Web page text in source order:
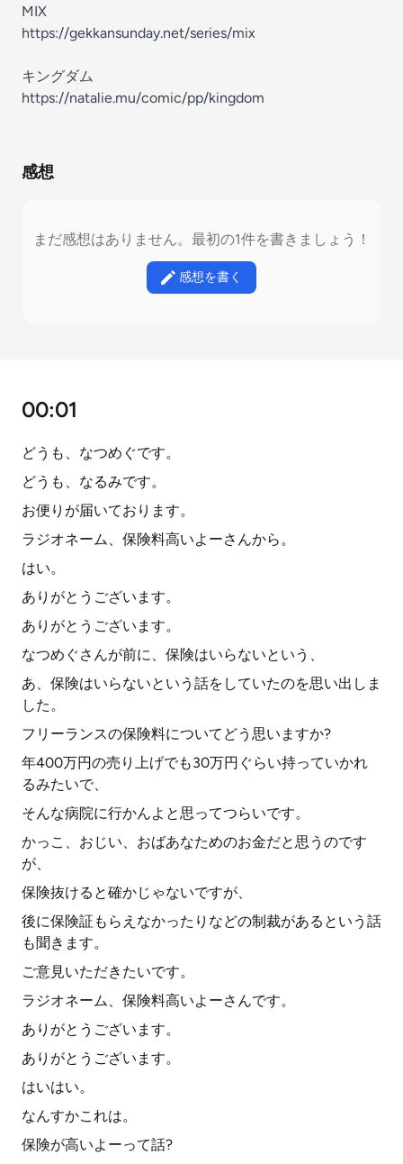
MIX
https://gekkansunday.net/series/mix
キングダム
https://natalie.mu/comic/pp/kingdom
感想
まだ感想はありません。最初の1件を書きましょう！
感想を書く
00:01
どうも、なつめぐです。
どうも、なるみです。
お便りが届いております。
ラジオネーム、保険料高いよーさんから。
はい。
ありがとうございます。
ありがとうございます。
なつめぐさんが前に、保険はいらないという、
あ、保険はいらないという話をしていたのを思い出しま
した。
フリーランスの保険料についてどう思いますか?
年400万円の売り上げでも30万円ぐらい持っていかれ
るみたいで、
そんな病院に行かんよと思ってつらいです。
かっこ、おじい、おばあなためのお金だと思うのです
が、
保険抜けると確かじゃないですが、
後に保険証もらえなかったりなどの制裁があるという話
も聞きます。
ご意見いただきたいです。
ラジオネーム、保険料高いよーさんです。
ありがとうございます。
ありがとうございます。
はいはい。
なんすかこれは。
保険が高いよーって話?